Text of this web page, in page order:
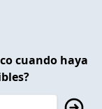
cuando haya